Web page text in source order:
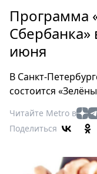
Россия
Мир
Туризм
Мода
Театр
Кино
Книги
Программа
Сбербанка»
июня
В Санкт-
состоится
Читайте Metro в
Поделиться